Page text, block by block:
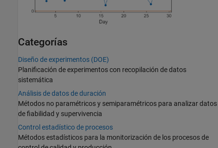
Categorías
Diseño de experimentos (DOE)
Planificación de experimentos con recopilación de datos
sistemática
Análisis de datos de duración
Métodos no paramétricos y semiparamétricos para analizar datos
de fiabilidad y supervivencia
Control estadístico de procesos
Métodos estadísticos para la monitorización de los procesos de